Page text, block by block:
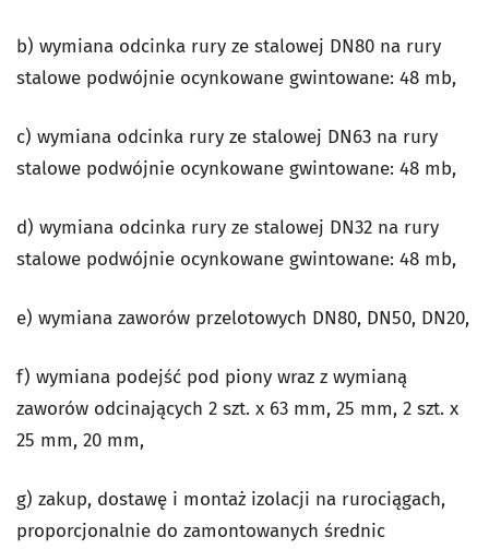
b) wymiana odcinka rury ze stalowej DN80 na rury
stalowe podwójnie ocynkowane gwintowane: 48 mb,
c) wymiana odcinka rury ze stalowej DN63 na rury
stalowe podwójnie ocynkowane gwintowane: 48 mb,
d) wymiana odcinka rury ze stalowej DN32 na rury
stalowe podwójnie ocynkowane gwintowane: 48 mb,
e) wymiana zaworów przelotowych DN80, DN50, DN20,
f) wymiana podejść pod piony wraz z wymianą
zaworów odcinających 2 szt. x 63 mm, 25 mm, 2 szt. x
25 mm, 20 mm,
g) zakup, dostawę i montaż izolacji na rurociągach,
proporcjonalnie do zamontowanych średnic